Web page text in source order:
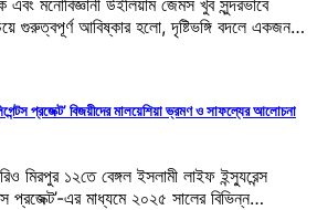
এবং মনোবিজ্ঞানী উইলিয়াম জেমস খুব সুন্দরভাবে
গুরুত্বপূর্ণ আবিষ্কার হলো, দৃষ্টিভঙ্গি বদলে একজন…
প্রজেক্ট’ বিজয়ীদের মালয়েশিয়া ভ্রমণ ও সাফল্যের আলোচনা
মিরপুর ১২তে বেঙ্গল ইসলামী লাইফ ইন্স্যুরেন্স
প্রজেক্ট’-এর মাধ্যমে ২০২৫ সালের বিভিন্ন…